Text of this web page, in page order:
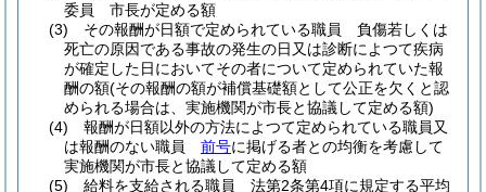
委員 市長が定める額
(3)
その報酬が日額で定められている職員 負傷若しくは
死亡の原因である事故の発生の日又は診断によつて疾病
が確定した日においてその者について定められていた報
酬の額(その報酬の額が補償基礎額として公正を欠くと認
められる場合は、実施機関が市長と協議して定める額)
(4)
報酬が日額以外の方法によつて定められている職員又
は報酬のない職員 前号に掲げる者との均衡を考慮して
実施機関が市長と協議して定める額
(5)
給料を支給される職員 法第2条第4項に規定する平均